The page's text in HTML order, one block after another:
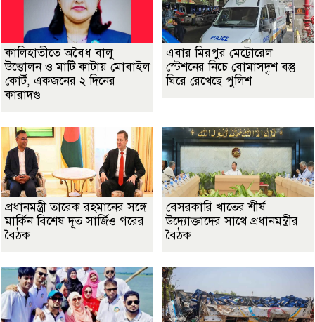
কালিহাতীতে অবৈধ বালু
উত্তোলন ও মাটি কাটায় মোবাইল
কোর্ট, একজনের ২ দিনের
কারাদণ্ড
এবার মিরপুর মেট্রোরেল
স্টেশনের নিচে বোমাসদৃশ বস্তু
ঘিরে রেখেছে পুলিশ
প্রধানমন্ত্রী তারেক রহমানের সঙ্গে
মার্কিন বিশেষ দূত সার্জিও গরের
বৈঠক
বেসরকারি খাতের শীর্ষ
উদ্যোক্তাদের সাথে প্রধানমন্ত্রীর
বৈঠক